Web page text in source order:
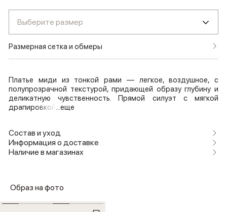
Выберите размер
Размерная сетка и обмеры
Платье миди из тонкой рами — легкое, воздушное, с
полупрозрачной текстурой, придающей образу глубину и
деликатную чувственность. Прямой силуэт с мягкой
драпировкой ...еще
Состав и уход
Информация о доставке
Наличие в магазинах
Образ на фото